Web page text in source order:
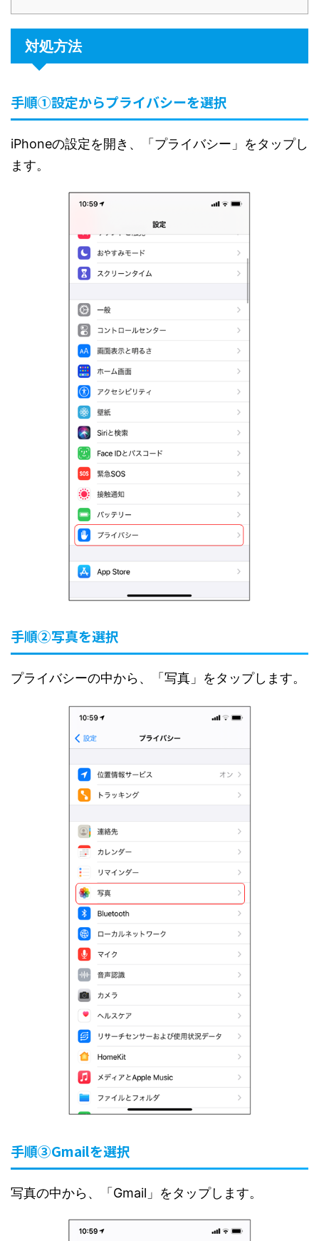
対処方法
手順①設定からプライバシーを選択
iPhoneの設定を開き、「プライバシー」をタップし
ます。
手順②写真を選択
プライバシーの中から、「写真」をタップします。
手順③Gmailを選択
写真の中から、「Gmail」をタップします。